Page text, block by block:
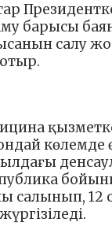
барысы
салу
отыр.
көлемде
салынып, 12